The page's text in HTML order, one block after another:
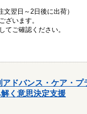
文翌日～2日後に出荷）
ざいます。
ご確認ください。
ドバンス・ケア・プ
く意思決定支援